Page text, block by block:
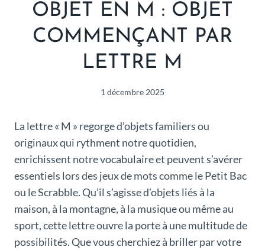
OBJET EN M : OBJET
COMMENÇANT PAR
LETTRE M
1 décembre 2025
La lettre « M » regorge d’objets familiers ou
originaux qui rythment notre quotidien,
enrichissent notre vocabulaire et peuvent s’avérer
essentiels lors des jeux de mots comme le Petit Bac
ou le Scrabble. Qu’il s’agisse d’objets liés à la
maison, à la montagne, à la musique ou même au
sport, cette lettre ouvre la porte à une multitude de
possibilités. Que vous cherchiez à briller par votre